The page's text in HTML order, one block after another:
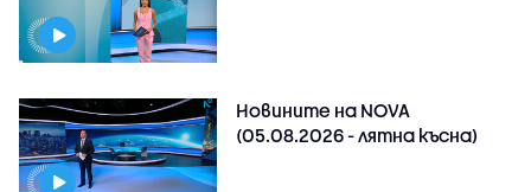
Новините на NOVA
(05.08.2026 - лятна късна)